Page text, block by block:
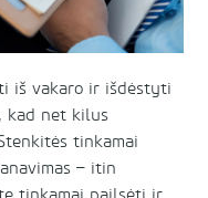
iš vakaro ir išdėstyti
kad net kilus
tinkamai
– itin